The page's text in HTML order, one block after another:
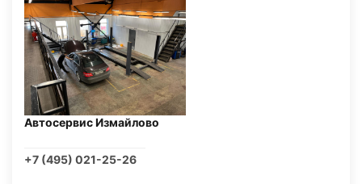
Автосервис Измайлово
+7 (495) 021-25-26